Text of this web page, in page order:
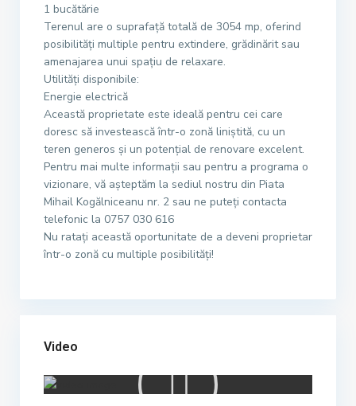
1 bucătărie
Terenul are o suprafață totală de 3054 mp, oferind
posibilități multiple pentru extindere, grădinărit sau
amenajarea unui spațiu de relaxare.
Utilități disponibile:
Energie electrică
Această proprietate este ideală pentru cei care
doresc să investească într-o zonă liniștită, cu un
teren generos și un potențial de renovare excelent.
Pentru mai multe informații sau pentru a programa o
vizionare, vă așteptăm la sediul nostru din Piata
Mihail Kogălniceanu nr. 2 sau ne puteți contacta
telefonic la 0757 030 616
Nu ratați această oportunitate de a deveni proprietar
într-o zonă cu multiple posibilități!
Video